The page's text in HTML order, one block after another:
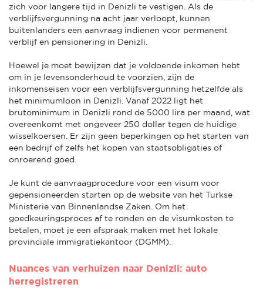
zich voor langere tijd in Denizli te vestigen. Als de
verblijfsvergunning na acht jaar verloopt, kunnen
buitenlanders een aanvraag indienen voor permanent
verblijf en pensionering in Denizli.
Hoewel je moet bewijzen dat je voldoende inkomen hebt
om in je levensonderhoud te voorzien, zijn de
inkomenseisen voor een verblijfsvergunning hetzelfde als
het minimumloon in Denizli. Vanaf 2022 ligt het
brutominimum in Denizli rond de 5000 lira per maand, wat
overeenkomt met ongeveer 250 dollar tegen de huidige
wisselkoersen. Er zijn geen beperkingen op het starten van
een bedrijf of zelfs het kopen van staatsobligaties of
onroerend goed.
Je kunt de aanvraagprocedure voor een visum voor
gepensioneerden starten op de website van het Turkse
Ministerie van Binnenlandse Zaken. Om het
goedkeuringsproces af te ronden en de visumkosten te
betalen, moet je een afspraak maken met het lokale
provinciale immigratiekantoor (DGMM).
Nuances van verhuizen naar Denizli: auto
herregistreren